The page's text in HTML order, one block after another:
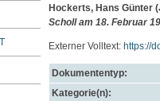
Hockerts, Hans Günter
Scholl am 18. Februar
Externer Volltext: https://
Dokumententyp:
Kategorie(n):